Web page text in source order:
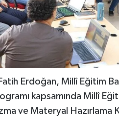
Erdoğan, Millî Eğitim
kapsamında Millî
ve Materyal